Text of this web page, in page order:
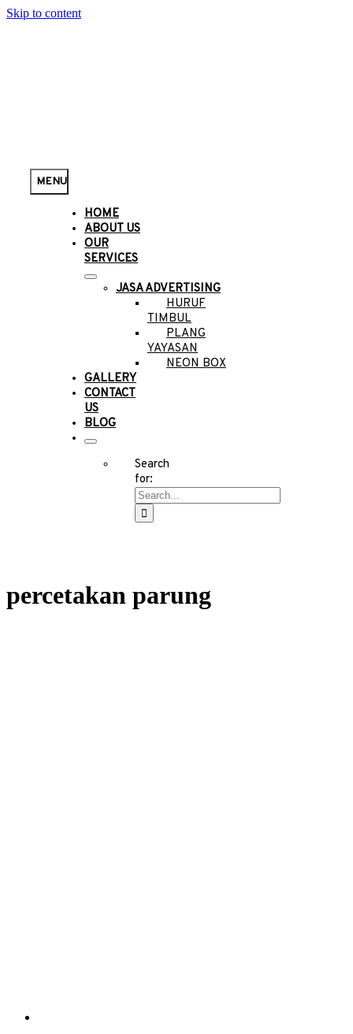
Skip to content
MENU
HOME
ABOUT US
OUR
SERVICES
JASA ADVERTISING
HURUF
TIMBUL
PLANG
YAYASAN
NEON BOX
GALLERY
CONTACT
US
BLOG
Search
for:
percetakan parung